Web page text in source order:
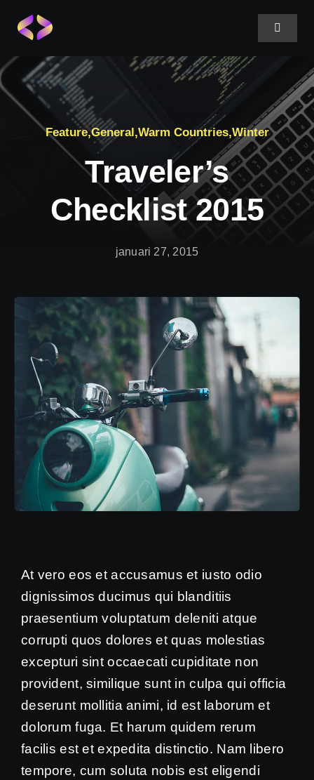
innehållet
Toggle
Home
About Us
Services
Feature,General,Warm Countries,Winter
Traveler’s
Checklist 2015
januari 27, 2015
At vero eos et accusamus et iusto odio
dignissimos ducimus qui blanditiis
praesentium voluptatum deleniti atque
corrupti quos dolores et quas molestias
excepturi sint occaecati cupiditate non
provident, similique sunt in culpa qui officia
deserunt mollitia animi, id est laborum et
dolorum fuga. Et harum quidem rerum
facilis est et expedita distinctio. Nam libero
tempore, cum soluta nobis est eligendi